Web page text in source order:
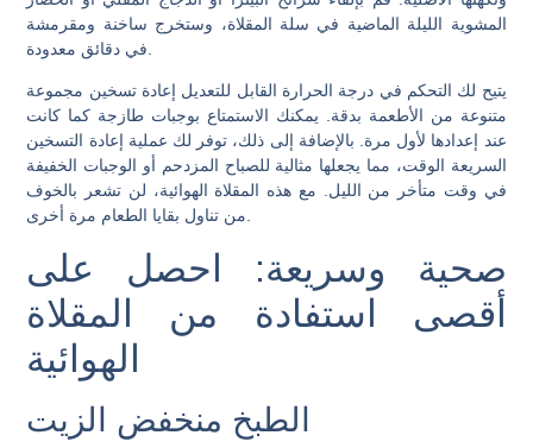
المشوية الليلة الماضية في سلة المقلاة، وستخرج ساخنة ومقرمشة
يتيح لك التحكم في درجة الحرارة القابل للتعديل إعادة تسخين مجموعة
متنوعة من الأطعمة بدقة. يمكنك الاستمتاع بوجبات طازجة كما كانت
عند إعدادها لأول مرة. بالإضافة إلى ذلك، توفر لك عملية إعادة التسخين
السريعة الوقت، مما يجعلها مثالية للصباح المزدحم أو الوجبات الخفيفة
في وقت متأخر من الليل. مع هذه المقلاة الهوائية، لن تشعر بالخوف
من تناول بقايا الطعام مرة أخرى.
صحية وسريعة: احصل على
أقصى استفادة من المقلاة
الهوائية
الطبخ منخفض الزيت